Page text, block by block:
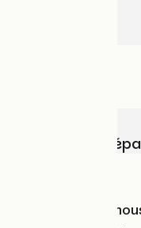
Choisissez,
Qui sommes-